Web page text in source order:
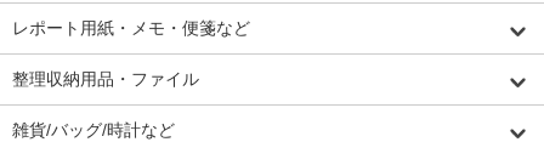
レポート用紙・メモ・便箋など
整理収納用品・ファイル
雑貨/バッグ/時計など